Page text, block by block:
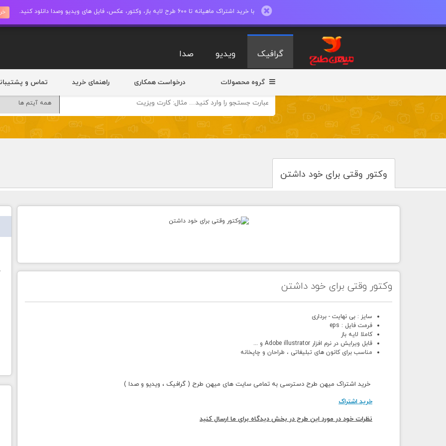
با خرید اشتراک ماهیانه تا 600 طرح لایه باز، وکتور، عکس، فایل های ویدیو وصدا دانلود کنید.
گرافیک ویدیو صدا
گروه محصولات درخواست همکاری راهنمای خرید تماس و
وکتور وقتی برای خود داشتن
وکتور وقتی برای خود داشتن
سایز : بی نهایت - برداری
فرمت فایل : eps
کاملا لایه باز
قابل ویرایش در نرم افزار Adobe illustrator و ...
مناسب برای کانون های تبلیغاتی ، طراحان و چاپخانه
خرید اشتراک میهن طرح دسترسی به تمامی سایت های میهن طرح ( گرافیک ، ویدیو و صدا )
خرید اشتراک
نظرات خود در مورد این طرح در بخش دیدگاه برای ما ارسال کنید